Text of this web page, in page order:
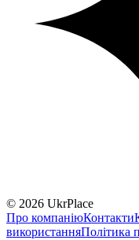
© 2026 UkrPlace
Про компаніюКонтакти
використанняПолітика